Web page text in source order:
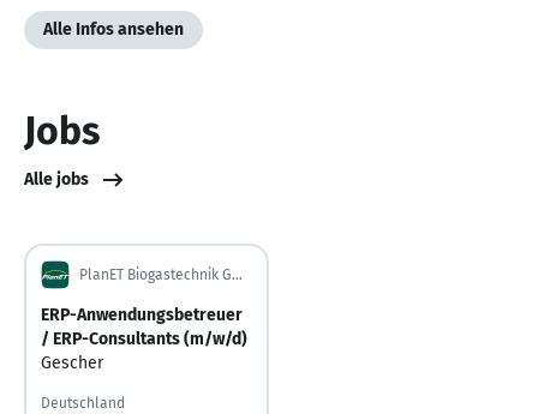
Alle Infos ansehen
Jobs
Alle jobs
PlanET Biogastechnik GmbH
ERP-Anwendungsbetreuer
/ ERP-Consultants (m/w/d)
Gescher
Deutschland